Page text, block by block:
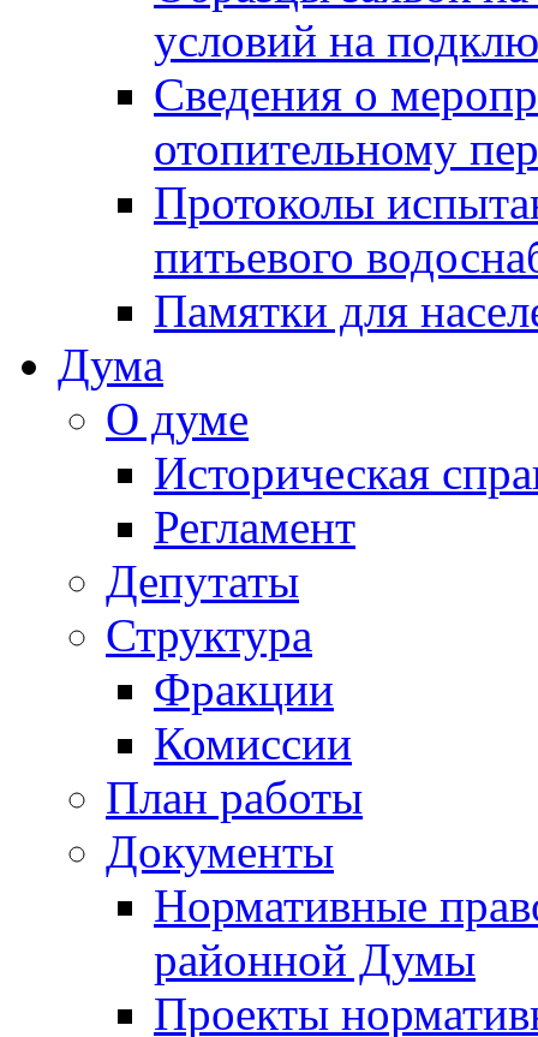
условий на
Сведения о
отопительному
Протоколы
питьевого
Памятки для
Дума
О думе
Историческая
Регламент
Депутаты
Структура
Фракции
Комиссии
План работы
Документы
Нормативные
районной Думы
Проекты